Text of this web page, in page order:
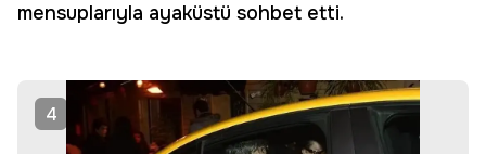
mensuplarıyla ayaküstü sohbet etti.
4